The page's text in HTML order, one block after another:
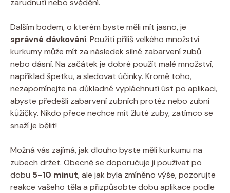
Dalším bodem, o kterém byste měli mít jasno, je
správné dávkování. Použití příliš velkého množství
kurkumy může mít za následek silné zabarvení zubů
nebo dásní. Na začátek je dobré použít malé množství,
například špetku, a sledovat účinky. Kromě toho,
nezapomínejte na důkladné vypláchnutí úst po aplikaci,
abyste předešli zabarvení zubních protéz nebo zubní
kůžičky. Nikdo přece nechce mít žluté zuby, zatímco se
snaží je bělit!
Možná vás zajímá, jak dlouho byste měli kurkumu na
zubech držet. Obecně se doporučuje ji používat po
dobu 5-10 minut, ale jak byla zmíněno výše, pozorujte
reakce vašeho těla a přizpůsobte dobu aplikace podle